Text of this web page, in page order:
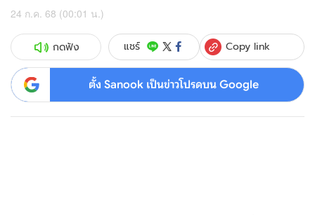
24 ก.ค. 68 (00:01 น.)
กดฟัง แชร์ Copy link
ตั้ง Sanook เป็นข่าวโปรดบน Google